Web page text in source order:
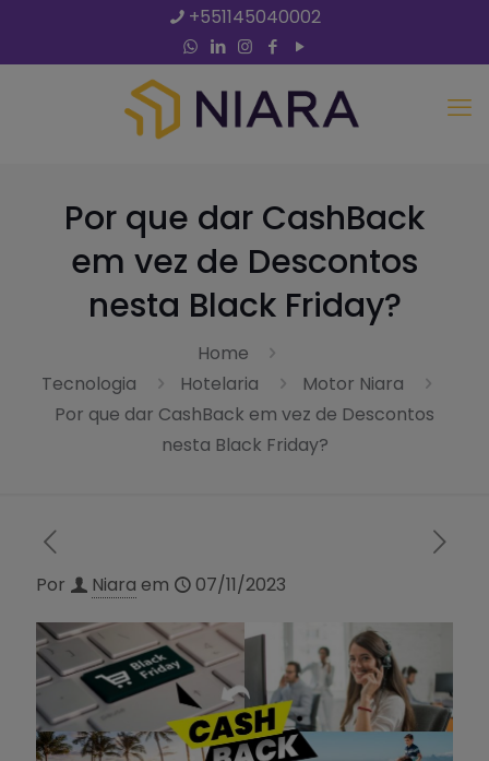
+551145040002
Por que dar CashBack
em vez de Descontos
nesta Black Friday?
Home
Tecnologia
Hotelaria
Motor Niara
Por que dar CashBack em vez de Descontos
nesta Black Friday?
Por Niara em 07/11/2023